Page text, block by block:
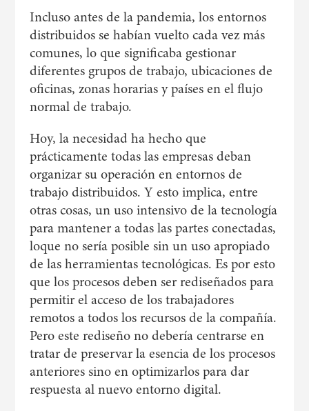
Incluso antes de la pandemia, los entornos
distribuidos se habían vuelto cada vez más
comunes, lo que significaba gestionar
diferentes grupos de trabajo, ubicaciones de
oficinas, zonas horarias y países en el flujo
normal de trabajo.
Hoy, la necesidad ha hecho que
prácticamente todas las empresas deban
organizar su operación en entornos de
trabajo distribuidos. Y esto implica, entre
otras cosas, un uso intensivo de la tecnología
para mantener a todas las partes conectadas,
loque no sería posible sin un uso apropiado
de las herramientas tecnológicas. Es por esto
que los procesos deben ser rediseñados para
permitir el acceso de los trabajadores
remotos a todos los recursos de la compañía.
Pero este rediseño no debería centrarse en
tratar de preservar la esencia de los procesos
anteriores sino en optimizarlos para dar
respuesta al nuevo entorno digital.